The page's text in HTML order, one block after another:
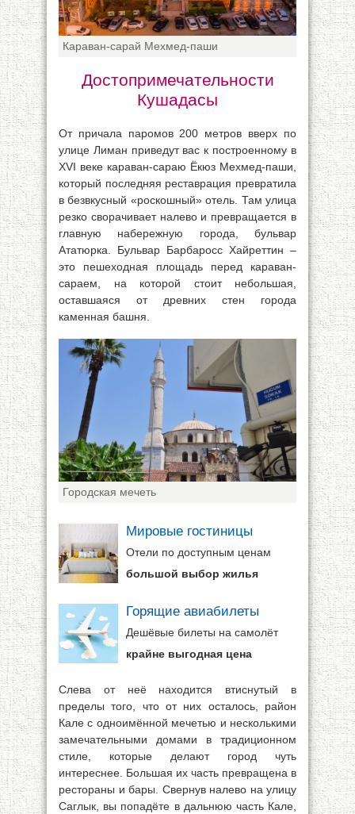
Караван-сарай Мехмед-паши
Достопримечательности
Кушадасы
От причала паромов 200 метров вверх по
улице Лиман приведут вас к построенному в
XVI веке караван-сараю Ёкюз Мехмед-паши,
который последняя реставрация превратила
в безвкусный «роскошный» отель. Там улица
резко сворачивает налево и превращается в
главную набережную города, бульвар
Ататюрка. Бульвар Барбаросс Хайреттин –
это пешеходная площадь перед караван-
сараем, на которой стоит небольшая,
оставшаяся от древних стен города
каменная башня.
Городская мечеть
Мировые гостиницы
Отели по доступным ценам
большой выбор жилья
Горящие авиабилеты
Дешёвые билеты на самолёт
крайне выгодная цена
Слева от неё находится втиснутый в
пределы того, что от них осталось, район
Кале с одноимённой мечетью и несколькими
замечательными домами в традиционном
стиле, которые делают город чуть
интереснее. Большая их часть превращена в
рестораны и бары. Свернув налево на улицу
Саглык, вы попадёте в дальнюю часть Кале,